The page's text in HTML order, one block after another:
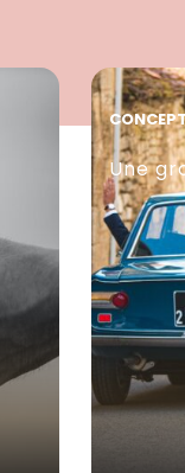
Une